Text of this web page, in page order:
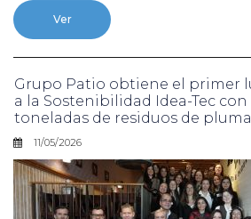
Ver
Grupo Patio obtiene el primer
a la Sostenibilidad Idea-Tec con
toneladas de residuos de
11/05/2026